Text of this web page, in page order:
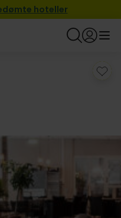
hoteller